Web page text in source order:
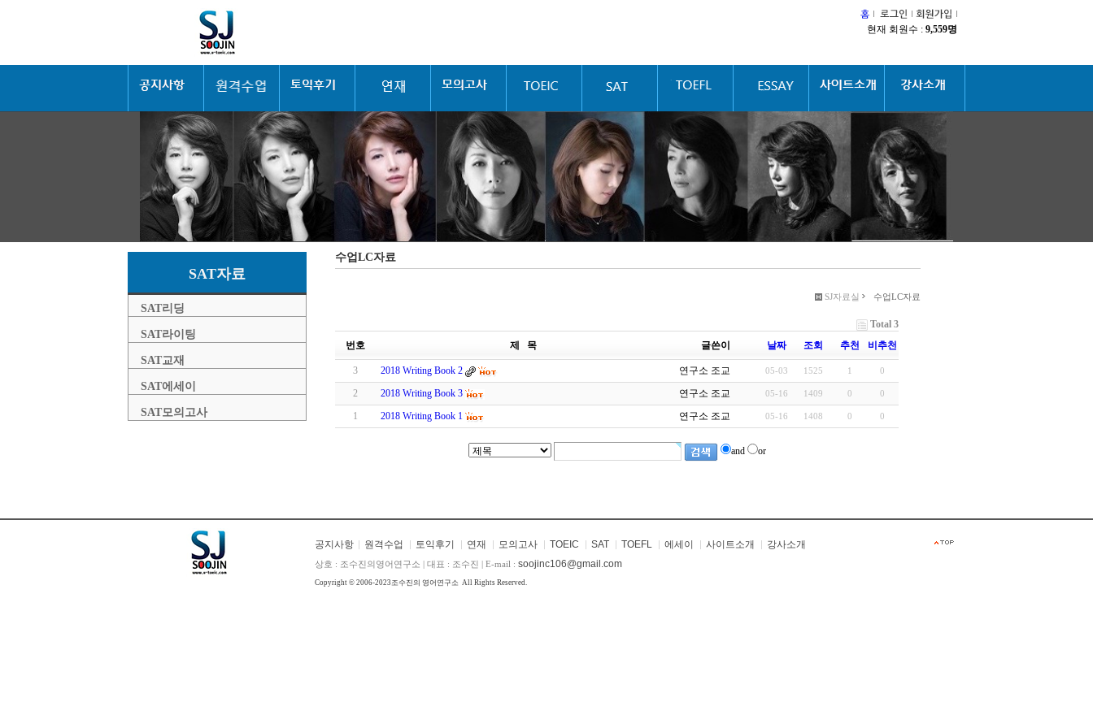
현재 회원수 : 9,559명
SAT자료
SAT리딩
SAT라이팅
SAT교재
SAT에세이
SAT모의고사
수업LC자료
SJ자료실 수업LC자료
Total 3
번호
제 목 글쓴이 날짜 조회 추천 비추천
3 2018 Writing Book 2 연구소 조교 05-03 1525 1 0
2 2018 Writing Book 3 연구소 조교 05-16 1409 0 0
1 2018 Writing Book 1 연구소 조교 05-16 1408 0 0
and or
공지사항 원격수업 토익후기 연재 모의고사 TOEIC SAT TOEFL 에세이 사이트소개 강사소개
상호 : 조수진의영어연구소 | 대표 : 조수진 | E-mail : soojinc106@gmail.com
Copyright © 2006-2023 조수진의 영어연구소 All Rights Reserved.